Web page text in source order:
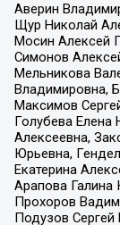
Аверин
Щур Николай
Мосин Алексей
Симонов
Мельникова
Владимировна,
Максимов
Голубева Елена
Алексеевна,
Юрьевна,
Екатерина
Арапова Галина
Прохоров
Подузов